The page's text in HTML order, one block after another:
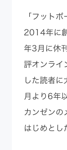
「フット
2014年に
年3月に休
評オンライ
した読者
月より6年
カンゼンの
はじめとし